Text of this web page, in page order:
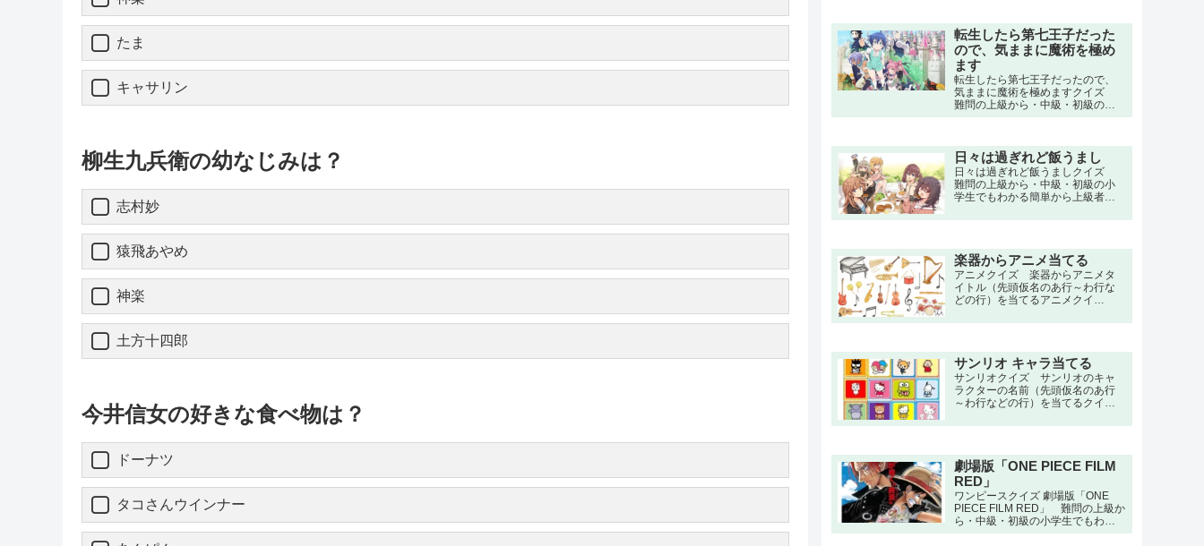
たま
キャサリン
柳生九兵衛の幼なじみは？
志村妙
猿飛あやめ
神楽
土方十四郎
今井信女の好きな食べ物は？
ドーナツ
タコさんウインナー
王,北斗の拳,のだめカンタービレ,鬼
滅の刃,進撃の巨人,ハンター×ハン
ター,呪術廻戦,ワンピース,ナルト
転生したら第七王子だった
ので、気ままに魔術を極め
ます
転生したら第七王子だったので、
気ままに魔術を極めますクイズ
難問の上級から・中級・初級の小
学生でもわかる簡単から上級者向
で。血筋と才能に恵まれなかった
とある魔術師は、貴族との決闘に
負け無残な最期を迎えるも、死の
間際も「もっと魔術を学びたかっ
た」と考えていた。目を覚ます
と、男はサルーム王国の第七王
日々は過ぎれど飯うまし
日々は過ぎれど飯うましクイズ
難問の上級から・中級・初級の小
学生でもわかる簡単から上級者向
ター・声優・一問一答・3択問題ま
大学1年生・河合まこは、大学で偶
然再会した小学校の同級生だった
小川しのんから勧誘されて食文化
研究部に入るが、その実態はダミ
ーサークルだった。
楽器からアニメ当てる
アニメクイズ 楽器からアニメタ
イトル（先頭仮名のあ行～わ行な
どの行）を当てるアニメクイ
ー×ハンター,呪術廻戦,ワンピース,
サンリオ キャラ当てる
サンリオクイズ サンリオのキャ
ラクターの名前（先頭仮名のあ行
～わ行などの行）を当てるクイ
ィ,クロミ,シナモロール,ポムポムプ
ム,ハンギョドン,おさるのもんきち,
ハローキティ,ミミィホワイト,キャ
シー,バッドばつ丸,けろけろけろっ
ぴ,リトルツインスターズ,みんなの
たあ坊,ポチャッコ
劇場版「ONE PIECE FILM
RED」
ワンピースクイズ 劇場版「ONE
PIECE FILM RED」 難問の上級か
ら・中級・初級の小学生でもわか
る簡単から上級者向け問題。名